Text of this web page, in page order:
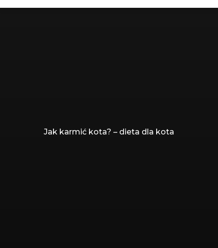
Jak karmić kota? – dieta dla kota
Jesteś tutaj: